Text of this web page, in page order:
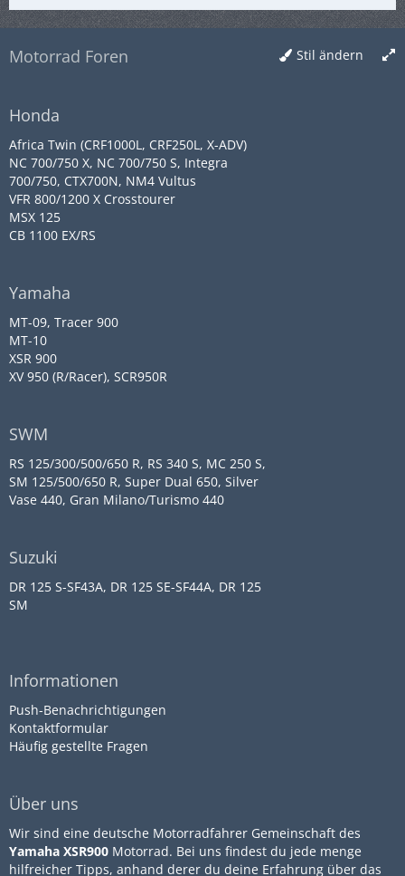
Stil ändern
Motorrad Foren
Honda
Africa Twin (CRF1000L, CRF250L, X-ADV)
NC 700/750 X, NC 700/750 S, Integra
700/750, CTX700N, NM4 Vultus
VFR 800/1200 X Crosstourer
MSX 125
CB 1100 EX/RS
Yamaha
MT-09, Tracer 900
MT-10
XSR 900
XV 950 (R/Racer), SCR950R
SWM
RS 125/300/500/650 R, RS 340 S, MC 250 S,
SM 125/500/650 R, Super Dual 650, Silver
Vase 440, Gran Milano/Turismo 440
Suzuki
DR 125 S-SF43A, DR 125 SE-SF44A, DR 125
SM
Informationen
Push-Benachrichtigungen
Kontaktformular
Häufig gestellte Fragen
Über uns
Wir sind eine deutsche Motorradfahrer Gemeinschaft des
Yamaha XSR900 Motorrad. Bei uns findest du jede menge
hilfreicher Tipps, anhand derer du deine Erfahrung über das